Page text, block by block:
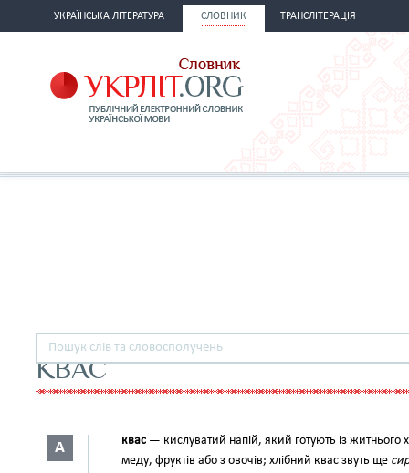
УКРАЇНСЬКА ЛІТЕРАТУРА СЛОВНИК ТРАНСЛІТЕРАЦІЯ
КВАС
А квас — кислуватий напій, який готують із
меду, фруктів або з овочів; хлібний квас звуть ще